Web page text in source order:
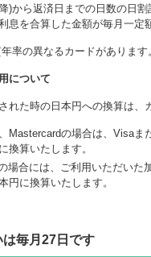
)から返済日までの日数の日割
息を合算した金額が毎月一定
率の異なるカードがあります
について
れた時の日本円への換算は
Mastercardの場合は、Visaま
換算いたします。
場合には、ご利用いただいた
円に換算いたします。
は毎月27日です